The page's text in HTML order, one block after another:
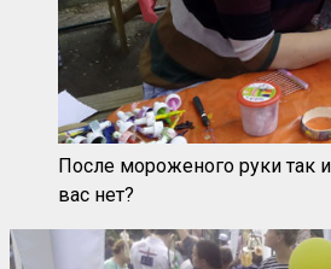
После мороженого руки так
вас нет?